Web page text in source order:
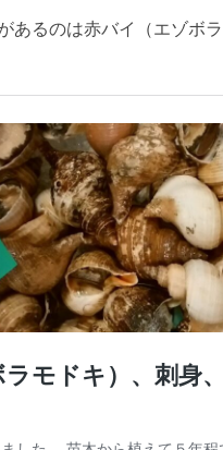
あるのは赤バイ（エゾボ